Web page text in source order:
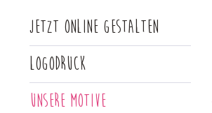
Jetzt Online gestalten
Logodruck
Unsere Motive